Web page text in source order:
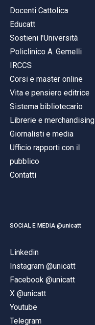
Docenti Cattolica
Educatt
Sostieni l'Università
Policlinico A. Gemelli
IRCCS
Corsi e master online
Vita e pensiero editrice
Sistema bibliotecario
Librerie e merchandising
Giornalisti e media
Ufficio rapporti con il
pubblico
Contatti
SOCIAL E MEDIA @unicatt
Linkedin
Instagram @unicatt
Facebook @unicatt
X @unicatt
Youtube
Telegram